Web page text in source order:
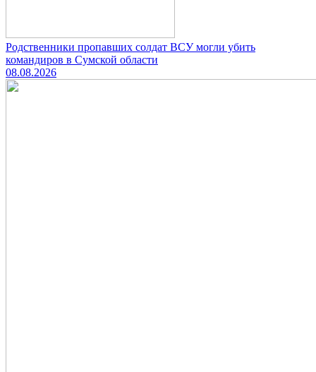
Родственники пропавших солдат ВСУ могли убить
командиров в Сумской области
08.08.2026